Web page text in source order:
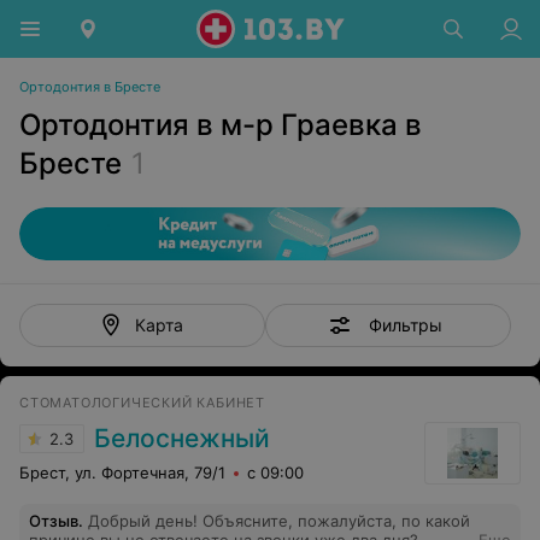
Ортодонтия в Бресте
Ортодонтия в м-р Граевка в
Бресте 1
Карта Фильтры
СТОМАТОЛОГИЧЕСКИЙ КАБИНЕТ
2.3 Белоснежный
Брест, ул. Фортечная, 79/1 с 09:00
Отзыв. Добрый день! Объясните, пожалуйста, по какой